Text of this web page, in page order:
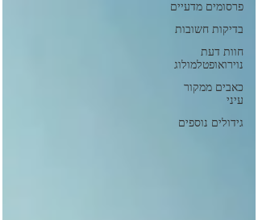
פרסומים מדעיים
בדיקות חשובות
חוות דעת
נוירואופטלמולוג
כאבים ממקור
עיני
גידולים נוספים